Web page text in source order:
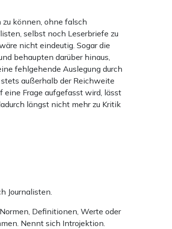
können, ohne falsch
selbst noch Leserbriefe zu
nicht eindeutig. Sogar die
behaupten darüber hinaus,
fehlgehende Auslegung durch
außerhalb der Reichweite
Frage aufgefasst wird, lässt
längst nicht mehr zu Kritik
Journalisten.
Definitionen, Werte oder
Nennt sich Introjektion.